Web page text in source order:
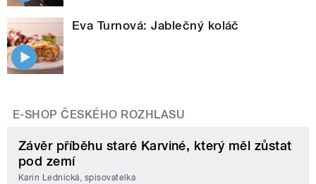
Eva Turnová: Jablečný koláč
E-SHOP ČESKÉHO ROZHLASU
Závěr příběhu staré Karviné, který měl zůstat
pod zemí
Karin Lednická, spisovatelka